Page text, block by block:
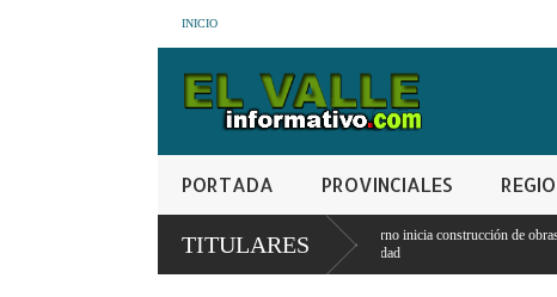
INICIO
PORTADA PROVINCIALES
TITULARES
Gobierno inicia construcción de obras en la frontera norte para
seguridad